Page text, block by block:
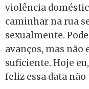
violência
caminhar na rua
sexualmente.
avanços, mas não
suficiente. Hoje
feliz essa data não